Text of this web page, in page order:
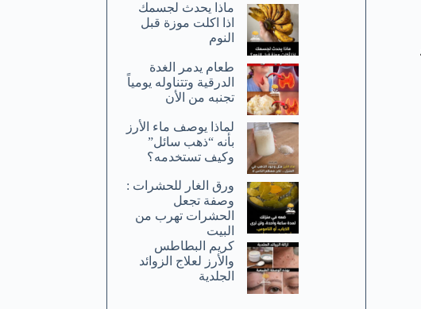
ماذا يحدث لجسمك
اذا اكلت موزة قبل
النوم
طعام يدمر الغدة
الدرقية وتتناوله يومياً
تجنبه من الأن
لماذا يوصف ماء الأرز
بأنه “ذهب سائل”
وكيف تستخدمه؟
ورق الغار للحشرات :
وصفة تجعل
الحشرات تهرب من
البيت
كريم البطاطس
والأرز لعلاج الزوائد
الجلدية